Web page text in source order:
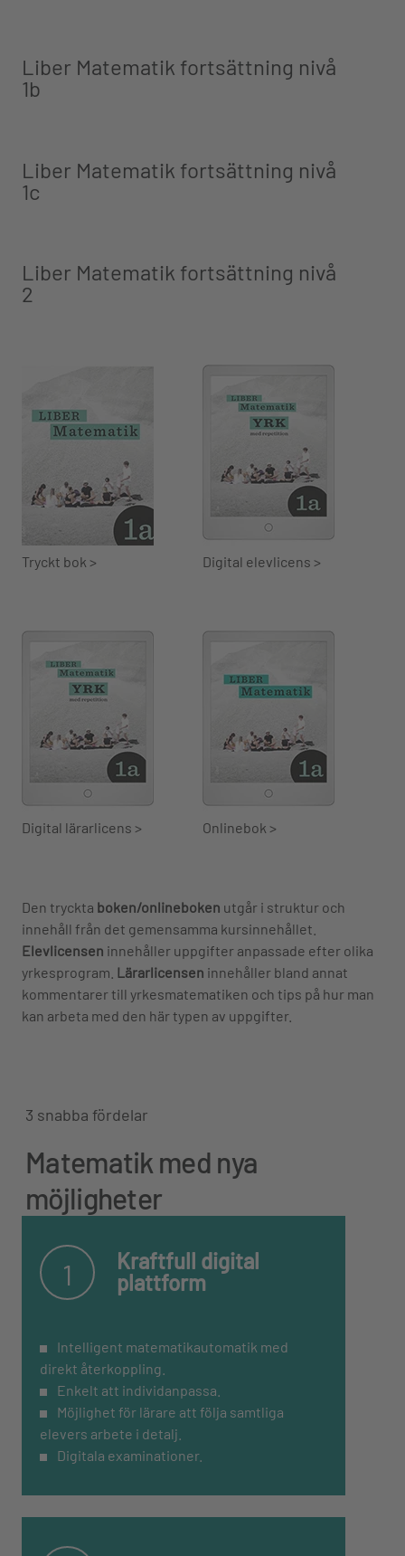
Liber Matematik fortsättning nivå
1b
Liber Matematik fortsättning nivå
1c
Liber Matematik fortsättning nivå
2
Tryckt bok > Digital elevlicens >
Digital lärarlicens > Onlinebok >
Den tryckta boken/onlineboken utgår i struktur och
innehåll från det gemensamma kursinnehållet.
Elevlicensen innehåller uppgifter anpassade efter olika
yrkesprogram. Lärarlicensen innehåller bland annat
kommentarer till yrkesmatematiken och tips på hur man
kan arbeta med den här typen av uppgifter.
3 snabba fördelar
Matematik med nya
möjligheter
1
Kraftfull digital
plattform
Intelligent matematikautomatik med
direkt återkoppling.
Enkelt att individanpassa.
Möjlighet för lärare att följa samtliga
elevers arbete i detalj.
Digitala examinationer.